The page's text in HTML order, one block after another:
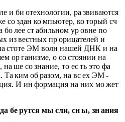
и би отехнологии, ра звиваются
со здан ко мпьютер, ко торый сч
лее ст абильном ур овне по
из вестных пр орицателей и
стоте ЭМ волн нашей ДНК и на
ор ганизме, о со стоянии на
ше со знание, то ес ть это фа
Та ким об разом, на вс ех ЭМ -
И ин формация на них мо жет
берутся мы сли, сны, знания